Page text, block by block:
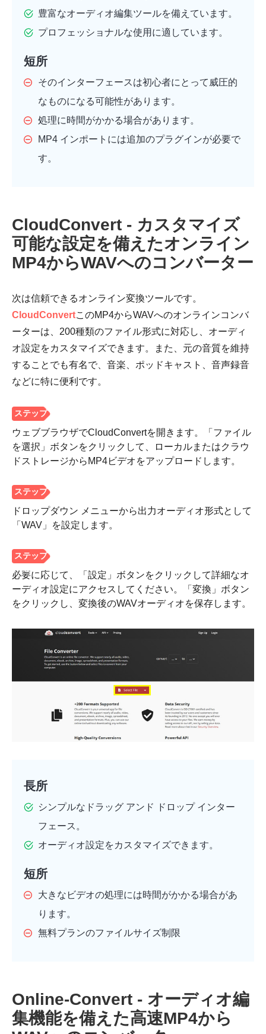
ステップ
2。
3。
豊富なオーディオ編集ツールを備えています。
プロフェッショナルな使用に適しています。
短所
そのインターフェースは初心者にとって威圧的
なものになる可能性があります。
処理に時間がかかる場合があります。
MP4 インポートには追加のプラグインが必要で
す。
CloudConvert - カスタマイズ
可能な設定を備えたオンライン
MP4からWAVへのコンバーター
次は信頼できるオンライン変換ツールです。
CloudConvertこのMP4からWAVへのオンラインコンバ
ーターは、200種類のファイル形式に対応し、オーディ
オ設定をカスタマイズできます。また、元の音質を維持
することでも有名で、音楽、ポッドキャスト、音声録音
などに特に便利です。
ウェブブラウザでCloudConvertを開きます。「ファイル
を選択」ボタンをクリックして、ローカルまたはクラウ
ドストレージからMP4ビデオをアップロードします。
ドロップダウン メニューから出力オーディオ形式として
「WAV」を設定します。
必要に応じて、「設定」ボタンをクリックして詳細なオ
ーディオ設定にアクセスしてください。「変換」ボタン
をクリックし、変換後のWAVオーディオを保存します。
長所
シンプルなドラッグ アンド ドロップ インター
フェース。
オーディオ設定をカスタマイズできます。
短所
大きなビデオの処理には時間がかかる場合があ
ります。
無料プランのファイルサイズ制限
Online-Convert - オーディオ編
集機能を備えた高速MP4から